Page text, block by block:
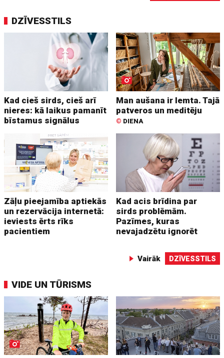
DZĪVESSTILS
Kad cieš sirds, cieš arī
nieres: kā laikus pamanīt
bīstamus signālus
Man aušana ir lemta. Tajā
patveros un meditēju
© DIENA
Zāļu pieejamība aptiekās
un rezervācija internetā:
ieviests ērts rīks
pacientiem
Kad acis brīdina par
sirds problēmām.
Pazīmes, kuras
nevajadzētu ignorēt
Vairāk DZĪVESSTILS
VIDE UN TŪRISMS